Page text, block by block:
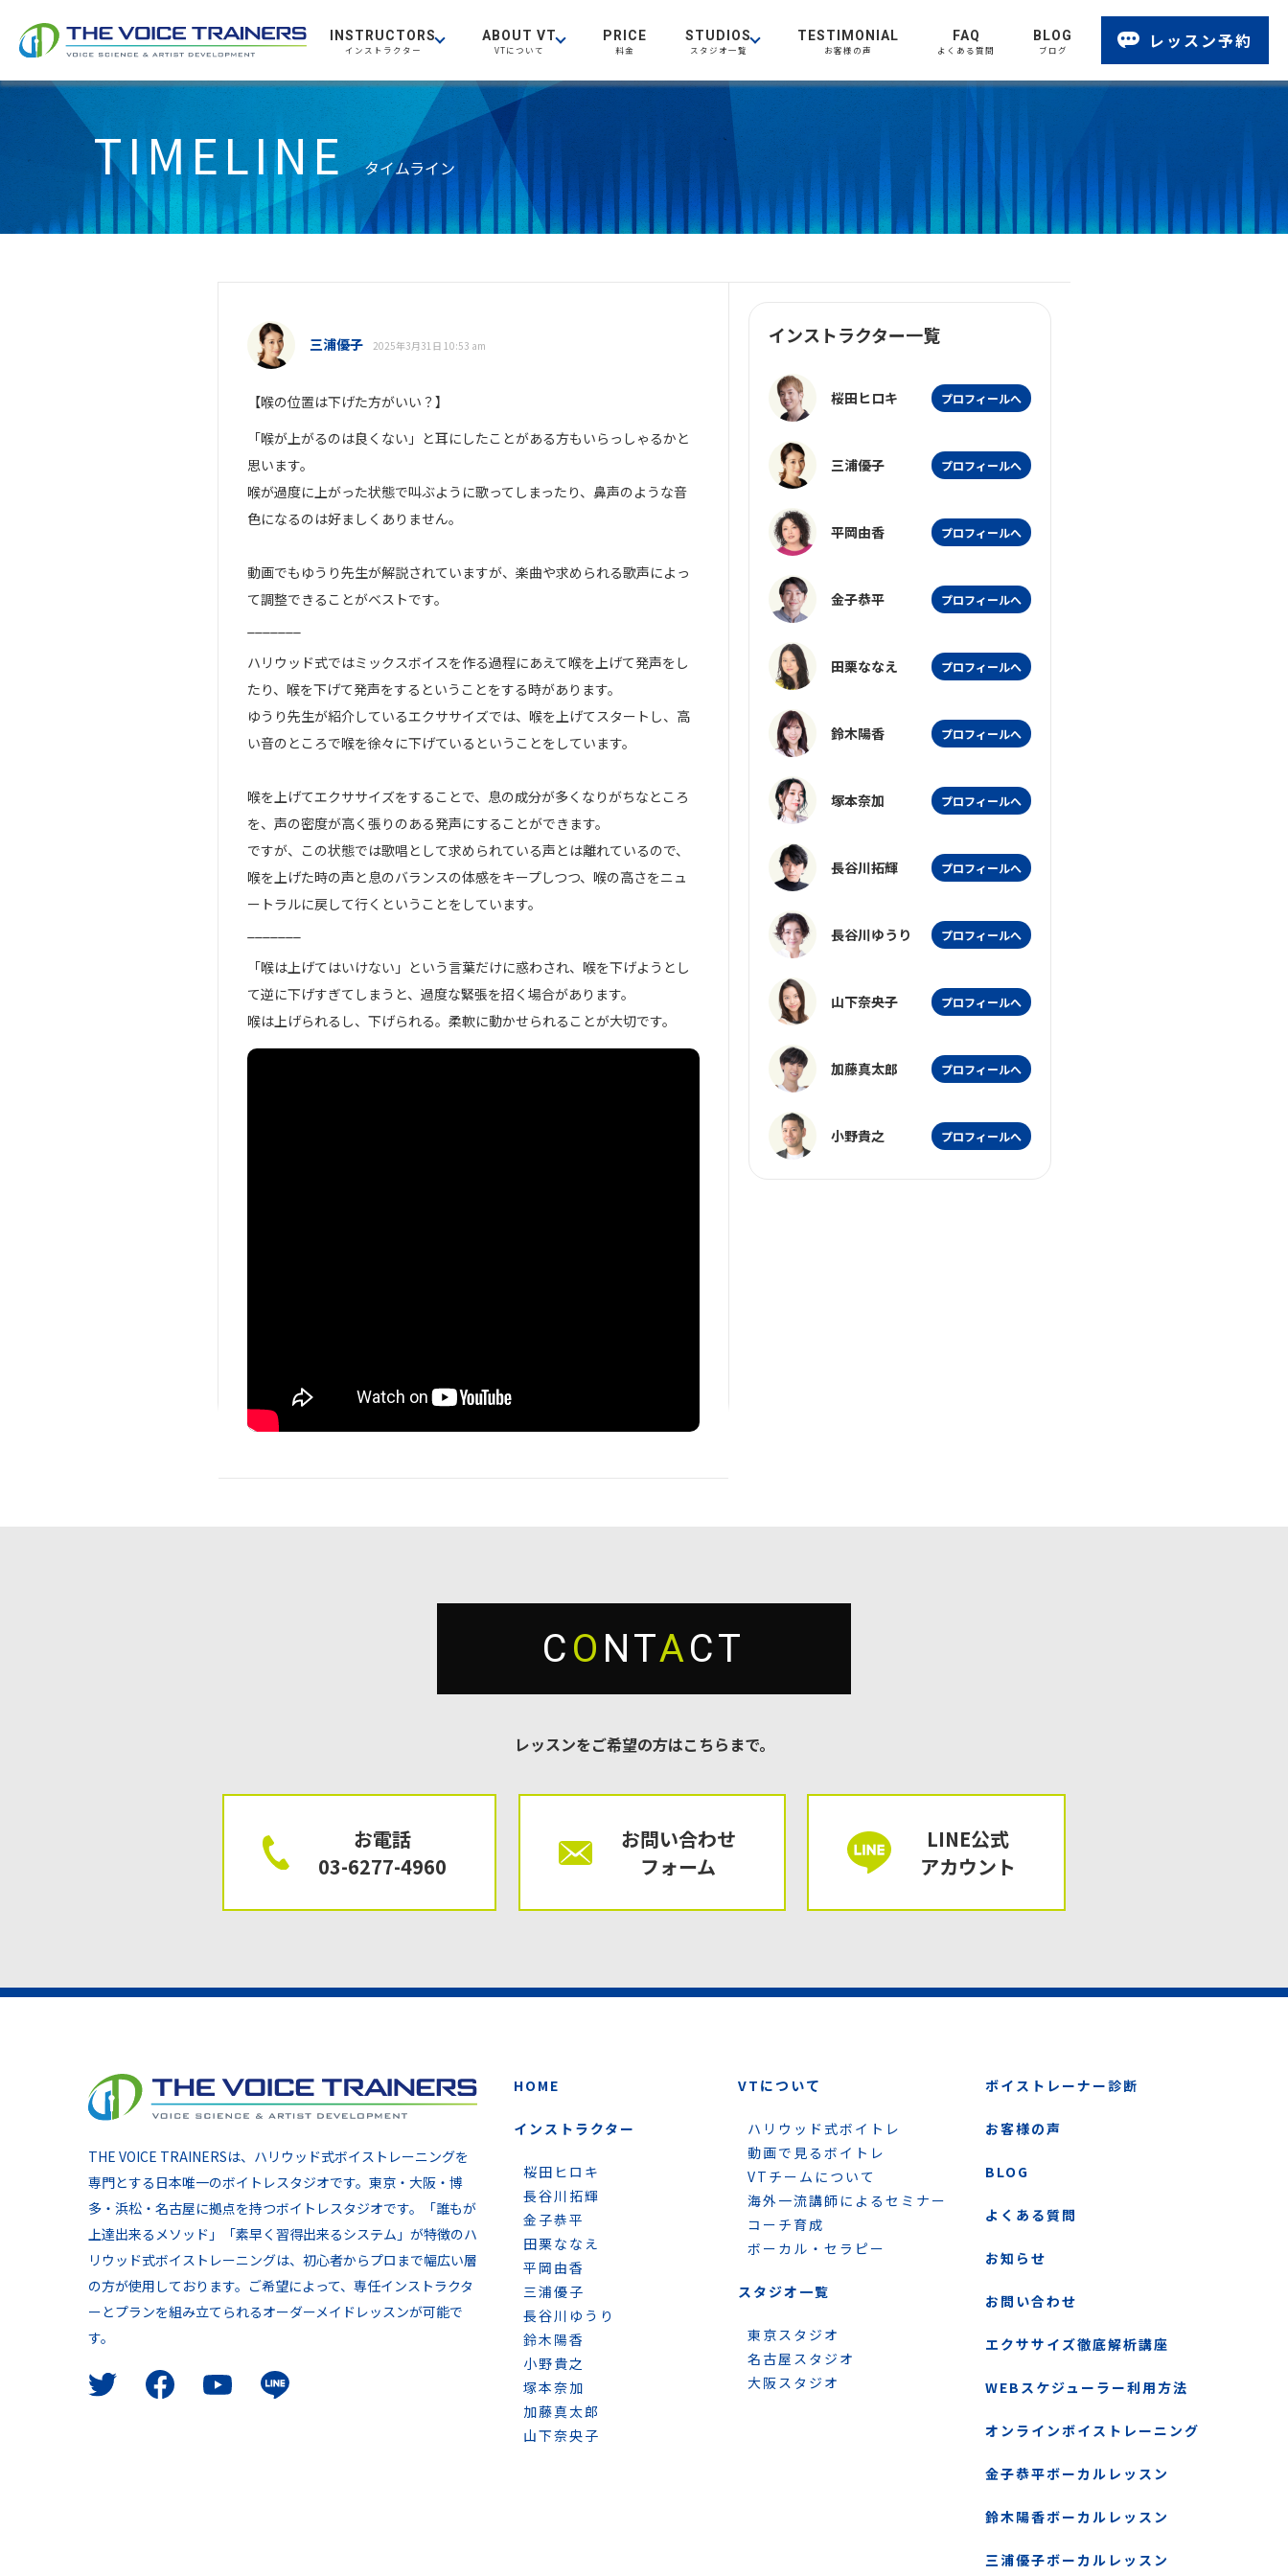
INSTRUCTORS
インストラクター
ABOUT VT
VTについて
PRICE
料金
STUDIOS
スタジオ一覧
TESTIMONIAL
お客様の声
FAQ
よくある質問
BLOG
ブログ レッスン予約
TIMELINE タイムライン
三浦優子 2025年3月31日 10:53 am
【喉の位置は下げた方がいい？】
「喉が上がるのは良くない」と耳にしたことがある方もいらっしゃるかと
思います。
喉が過度に上がった状態で叫ぶように歌ってしまったり、鼻声のような音
色になるのは好ましくありません。
動画でもゆうり先生が解説されていますが、楽曲や求められる歌声によっ
て調整できることがベストです。
ハリウッド式ではミックスボイスを作る過程にあえて喉を上げて発声をし
たり、喉を下げて発声をするということをする時があります。
ゆうり先生が紹介しているエクササイズでは、喉を上げてスタートし、高
い音のところで喉を徐々に下げているということをしています。
喉を上げてエクササイズをすることで、息の成分が多くなりがちなところ
を、声の密度が高く張りのある発声にすることができます。
ですが、この状態では歌唱として求められている声とは離れているので、
喉を上げた時の声と息のバランスの体感をキープしつつ、喉の高さをニュ
ートラルに戻して行くということをしています。
「喉は上げてはいけない」という言葉だけに惑わされ、喉を下げようとし
て逆に下げすぎてしまうと、過度な緊張を招く場合があります。
喉は上げられるし、下げられる。柔軟に動かせられることが大切です。
インストラクター一覧
桜田ヒロキ プロフィールへ
三浦優子 プロフィールへ
平岡由香 プロフィールへ
金子恭平 プロフィールへ
田栗ななえ プロフィールへ
鈴木陽香 プロフィールへ
塚本奈加 プロフィールへ
長谷川拓輝 プロフィールへ
長谷川ゆうり プロフィールへ
山下奈央子 プロフィールへ
加藤真太郎 プロフィールへ
小野貴之 プロフィールへ
CO NTACT
レッスンをご希望の方はこちらまで。
お電話
03-6277-4960
お問い合わせ
フォーム
LINE公式
アカウント
THE VOICE TRAINERSは、ハリウッド式ボイストレーニングを
専門とする日本唯一のボイトレスタジオです。東京・大阪・博
多・浜松・名古屋に拠点を持つボイトレスタジオです。「誰もが
上達出来るメソッド」「素早く習得出来るシステム」が特徴のハ
リウッド式ボイストレーニングは、初心者からプロまで幅広い層
の方が使用しております。ご希望によって、専任インストラクタ
ーとプランを組み立てられるオーダーメイドレッスンが可能で
す。
HOME
インストラクター
桜田ヒロキ
長谷川拓輝
金子恭平
田栗ななえ
平岡由香
三浦優子
長谷川ゆうり
鈴木陽香
小野貴之
塚本奈加
加藤真太郎
山下奈央子
VTについて
ハリウッド式ボイトレ
動画で見るボイトレ
VTチームについて
海外一流講師によるセミナー
コーチ育成
ボーカル・セラピー
スタジオ一覧
東京スタジオ
名古屋スタジオ
大阪スタジオ
ボイストレーナー診断
お客様の声
BLOG
よくある質問
お知らせ
お問い合わせ
エクササイズ徹底解析講座
WEBスケジューラー利用方法
オンラインボイストレーニング
金子恭平ボーカルレッスン
鈴木陽香ボーカルレッスン
三浦優子ボーカルレッスン